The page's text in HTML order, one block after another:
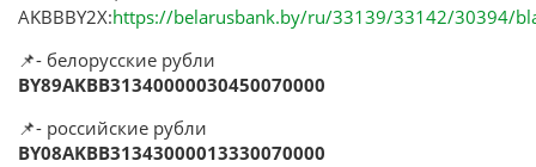
AKBBBY2X:https://belarusbank.by/ru/33139/33142/30394/
📌- белорусские рубли
BY89AKBB31340000030450070000
📌- российские рубли
BY08AKBB31343000013330070000